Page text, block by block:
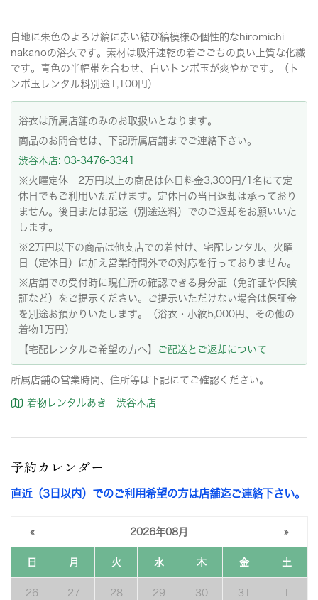
白地に朱色のよろけ縞に赤い結び縞模様の個性的なhiromichi
nakanoの浴衣です。素材は吸汗速乾の着ごごちの良い上質な化繊
です。青色の半幅帯を合わせ、白いトンボ玉が爽やかです。（ト
ンボ玉レンタル料別途1,100円）
浴衣は所属店舗のみのお取扱いとなります。
商品のお問合せは、下記所属店舗までご連絡下さい。
渋谷本店: 03-3476-3341
※火曜定休 2万円以上の商品は休日料金3,300円/1名にて定
休日でもご利用いただけます。定休日の当日返却は承っており
ません。後日または配送（別途送料）でのご返却をお願いいた
します。
※2万円以下の商品は他支店での着付け、宅配レンタル、火曜
日（定休日）に加え営業時間外での対応を行っておりません。
※店舗での受付時に現住所の確認できる身分証（免許証や保険
証など）をご提示ください。ご提示いただけない場合は保証金
を別途お預かりいたします。（浴衣・小紋5,000円、その他の
着物1万円）
【宅配レンタルご希望の方へ】
ご配送とご返却について
所属店舗の営業時間、住所等は下記にてご確認ください。
着物レンタルあき 渋谷本店
予約カレンダー
直近（3日以内）でのご利用希望の方は店舗迄ご連絡下さい。
« 2026年08月 »
日 月 火 水 木 金 土
26 27 28 29 30 31 1